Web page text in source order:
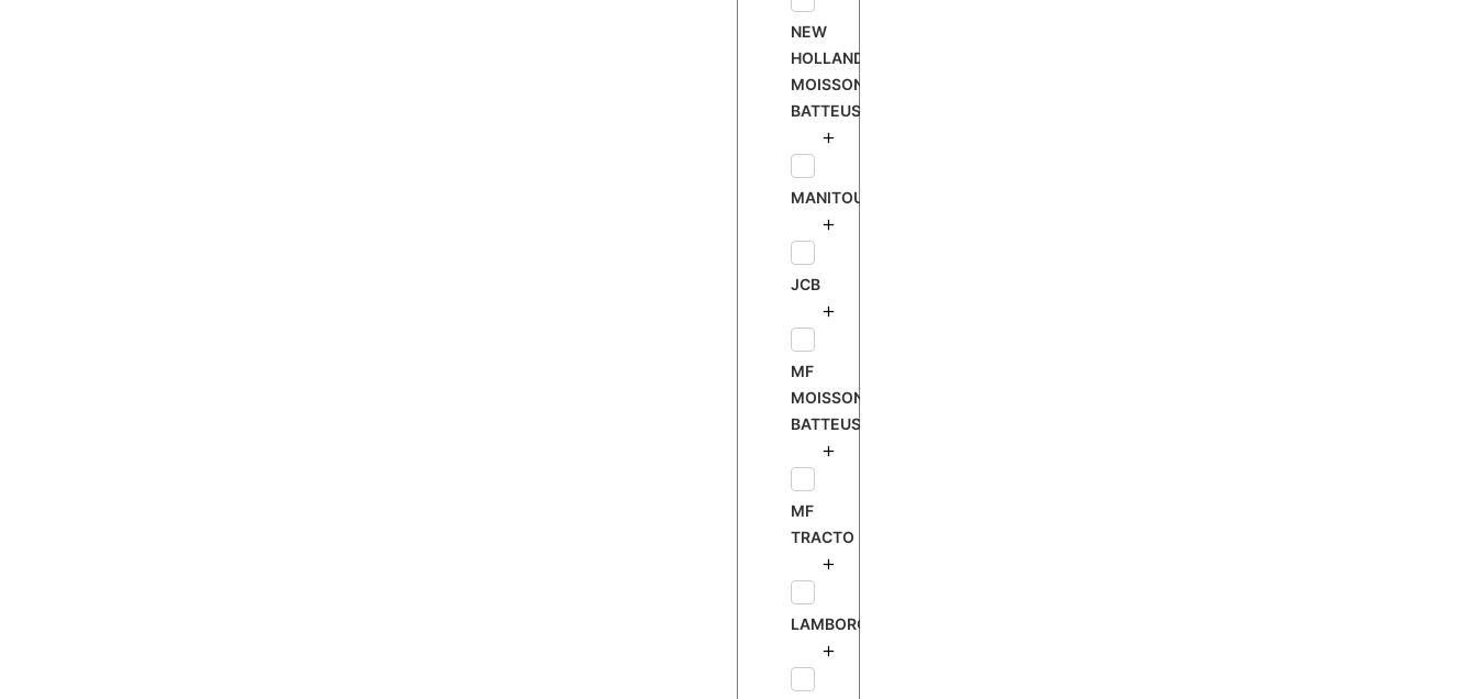
NEW
HOLLAND
MOISSONNEUSE
BATTEUSE
MANITOU
JCB
MF
MOISSONNEUSE
BATTEUSE
MF
TRACTO
LAMBORGHINI